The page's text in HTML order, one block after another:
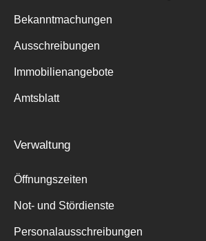
Suche
Bekanntmachungen
Ausschreibungen
Immobilienangebote
Amtsblatt
Verwaltung
Öffnungszeiten
Not- und Stördienste
Personalausschreibungen